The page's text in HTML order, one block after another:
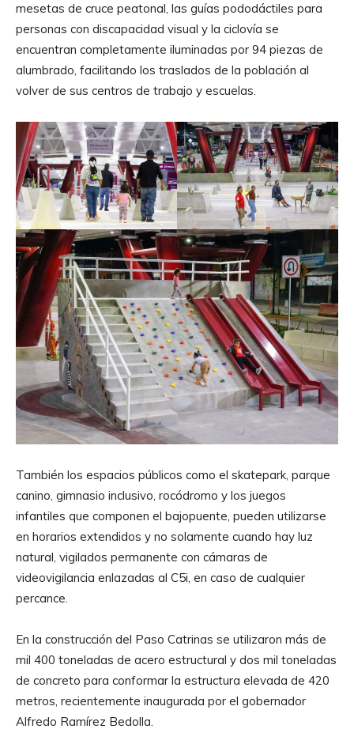
mesetas de cruce peatonal, las guías pododáctiles para
personas con discapacidad visual y la ciclovía se
encuentran completamente iluminadas por 94 piezas de
alumbrado, facilitando los traslados de la población al
volver de sus centros de trabajo y escuelas.
También los espacios públicos como el skatepark, parque
canino, gimnasio inclusivo, rocódromo y los juegos
infantiles que componen el bajopuente, pueden utilizarse
en horarios extendidos y no solamente cuando hay luz
natural, vigilados permanente con cámaras de
videovigilancia enlazadas al C5i, en caso de cualquier
percance.
En la construcción del Paso Catrinas se utilizaron más de
mil 400 toneladas de acero estructural y dos mil toneladas
de concreto para conformar la estructura elevada de 420
metros, recientemente inaugurada por el gobernador
Alfredo Ramírez Bedolla.